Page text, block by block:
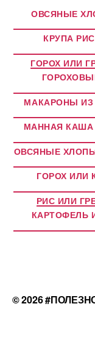
ОВСЯНЫЕ
КРУПА
ГОРОХ ИЛИ
МАКАРОНЫ ИЗ
МАННАЯ
ОВСЯНЫЕ
ГОРОХ ИЛИ
РИС ИЛИ
КАРТОФЕЛЬ
© 2026